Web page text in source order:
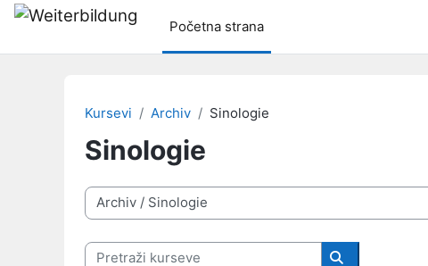
Idi na glavni sadržaj
Početna strana
Kursevi Archiv Sinologie
Sinologie
Kategorije kurseva
Pretraži kurseve